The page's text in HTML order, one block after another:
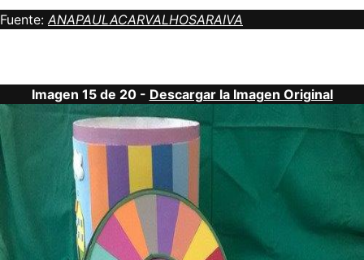
Fuente: ANAPAULACARVALHOSARAIVA
Imagen 15 de 20 - Descargar la Imagen Original